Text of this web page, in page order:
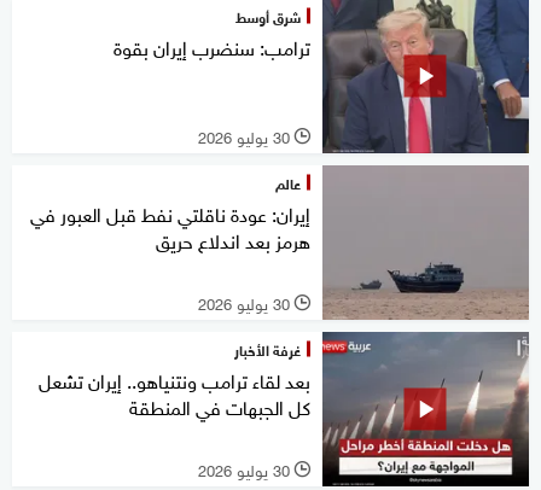
شرق أوسط
ترامب: سنضرب إيران بقوة
l 30 يوليو 2026
عالم
إيران: عودة ناقلتي نفط قبل العبور في
هرمز بعد اندلاع حريق
l 30 يوليو 2026
غرفة الأخبار
بعد لقاء ترامب ونتنياهو.. إيران تشعل
كل الجبهات في المنطقة
l 30 يوليو 2026